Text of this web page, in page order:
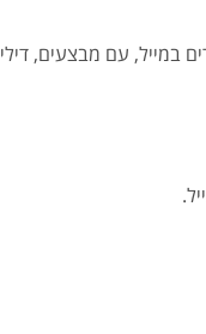
במייל, עם מבצעים,